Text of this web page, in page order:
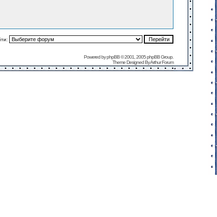
Powered byphpBB© 2001, 2005 phpBB Group.
Theme Designed ByArthur Forum